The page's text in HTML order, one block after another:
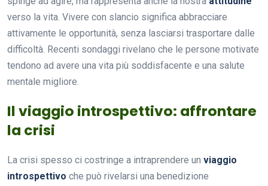
verso la vita. Vivere con slancio significa abbracciare
attivamente le opportunità, senza lasciarsi trasportare dalle
difficoltà. Recenti sondaggi rivelano che le persone motivate
tendono ad avere una vita più soddisfacente e una salute
mentale migliore.
Il viaggio introspettivo: affrontare
la crisi
La crisi spesso ci costringe a intraprendere un viaggio
introspettivo che può rivelarsi una benedizione